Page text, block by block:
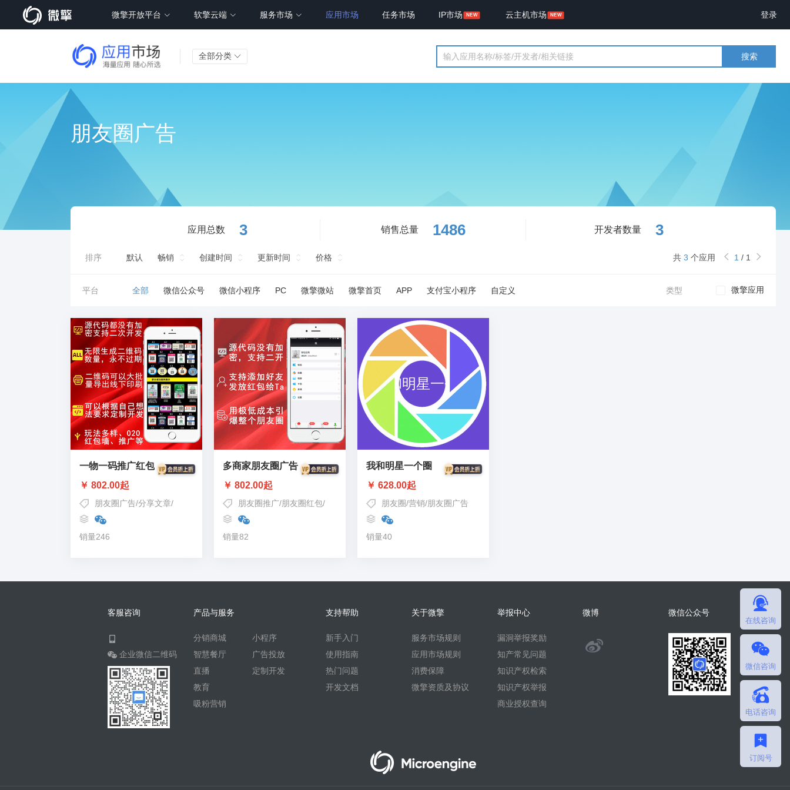
微擎开放平台 软擎云端 服务市场 应用市场 任务市场 IP市场 云主机市场 登录
在线咨询
微信咨询
电话咨询
订阅号
全部分类 搜索
朋友圈广告
应用总数 3 销售总量 1486 开发者数量 3
排序 默认 畅销 创建时间 更新时间 价格 共 3 个应用 1 / 1
平台 全部 微信公众号 微信小程序 PC 微擎微站 微擎首页 APP 支付宝小程序 自定义 类型 微擎应用
一物一码推广红包
￥ 802.00起
朋友圈广告/分享文章/
销量246
多商家朋友圈广告
￥ 802.00起
朋友圈推广/朋友圈红包/
销量82
我和明星一个圈
￥ 628.00起
朋友圈/营销/朋友圈广告
销量40
客服咨询
企业微信二维码
产品与服务
分销商城
智慧餐厅
直播
教育
吸粉营销
小程序
广告投放
定制开发
支持帮助
新手入门
使用指南
热门问题
开发文档
关于微擎
服务市场规则
应用市场规则
消费保障
微擎资质及协议
举报中心
漏洞举报奖励
知产常见问题
知识产权检索
知识产权举报
商业授权查询
微博 微信公众号